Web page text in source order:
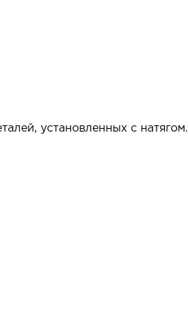
установленных с натягом.